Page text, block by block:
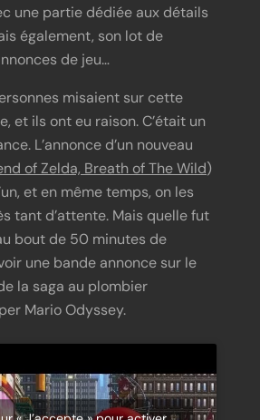
une partie dédiée aux détails
également, son lot de
de jeu…
misaient sur cette
et ils ont eu raison. C’était un
L’annonce d’un nouveau
of Zelda, Breath of The Wild)
et en même temps, on les
tant d’attente. Mais quelle fut
bout de 50 minutes de
une bande annonce sur le
la saga au plombier
Mario Odyssey.